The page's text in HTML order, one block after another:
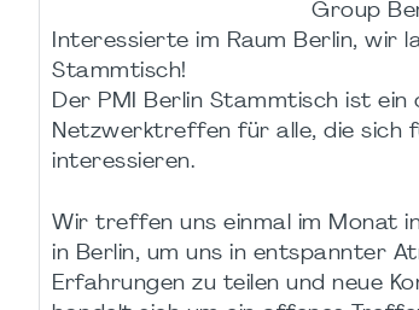
Group
Interessierte im Raum Berlin, wir
Stammtisch!
Der PMI Berlin Stammtisch ist ein
Netzwerktreffen für alle, die sich
interessieren.
Wir treffen uns einmal im Monat
in Berlin, um uns in entspannter
Erfahrungen zu teilen und neue